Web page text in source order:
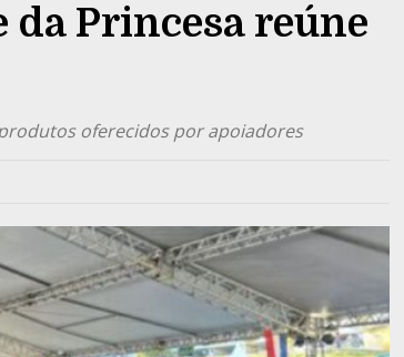
da Princesa reúne
oferecidos por apoiadores